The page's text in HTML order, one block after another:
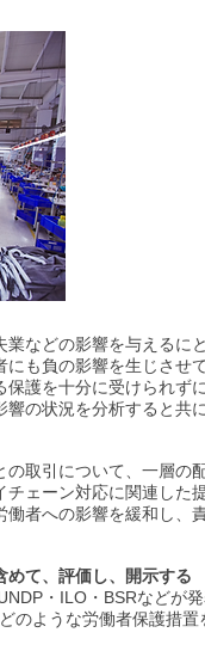
などの影響を与えるに
も負の影響を生じさせて
護を十分に受けられず
の状況を分析すると共
取引について、一層の
ェーン対応に関連した
者への影響を緩和し、
めて、評価し、開示する
・ILO・BSRなどが
のような労働者保護措